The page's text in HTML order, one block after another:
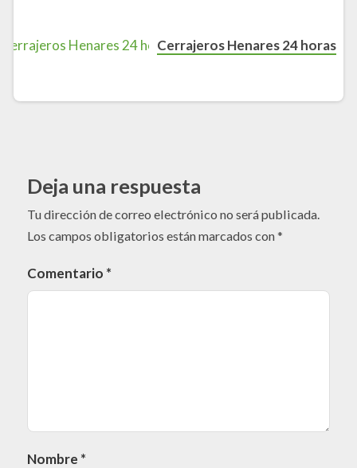
Cerrajeros Henares 24 horas
Deja una respuesta
Tu dirección de correo electrónico no será publicada.
Los campos obligatorios están marcados con*
Comentario *
Nombre *